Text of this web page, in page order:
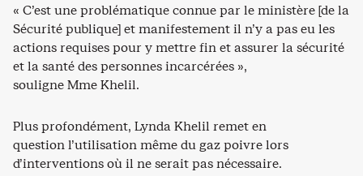
« C’est une problématique connue par le ministère [de la
Sécurité publique] et manifestement il n’y a pas eu les
actions requises pour y mettre fin et assurer la sécurité
et la santé des personnes incarcérées »,
souligne Mme Khelil.
Plus profondément, Lynda Khelil remet en
question l’utilisation même du gaz poivre lors
d’interventions où il ne serait pas nécessaire.